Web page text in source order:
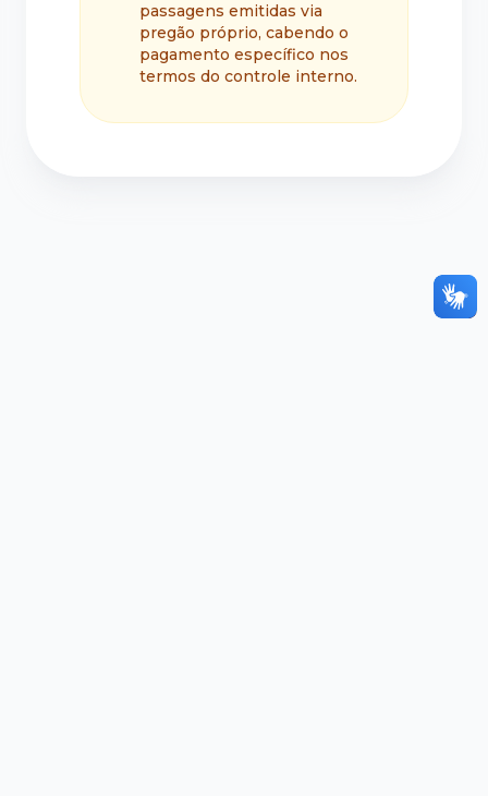
passagens emitidas via
pregão próprio, cabendo o
pagamento específico nos
termos do controle interno.